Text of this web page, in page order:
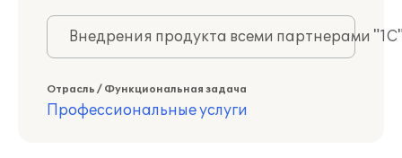
Внедрения продукта всеми партнерами
Отрасль / Функциональная задача
Профессиональные услуги